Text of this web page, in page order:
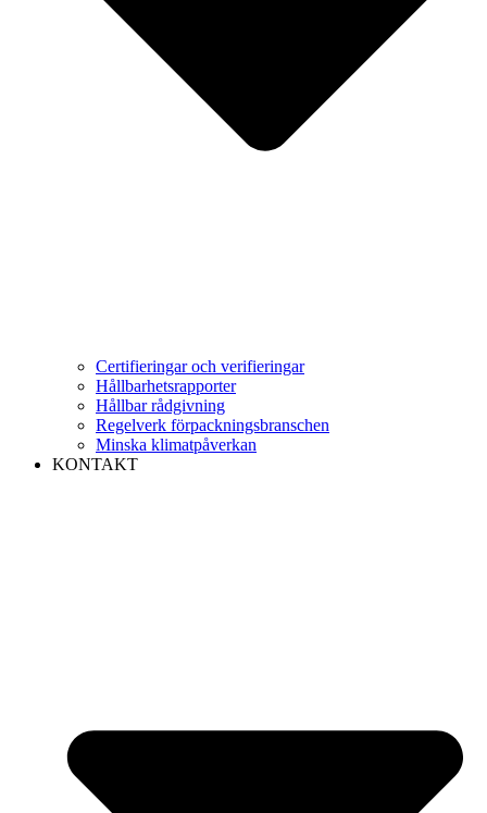
Certifieringar och verifieringar
Hållbarhetsrapporter
Hållbar rådgivning
Regelverk förpackningsbranschen
Minska klimatpåverkan
KONTAKT